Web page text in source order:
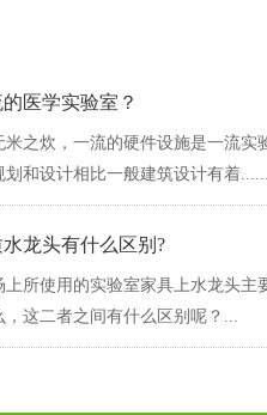
医学实验室？
之炊，一流的硬件设施是一流实
规划和设计相比一般建筑设计有着......
龙头有什么区别?
场上所使用的实验室家具上水龙头主
，这二者之间有什么区别呢？...